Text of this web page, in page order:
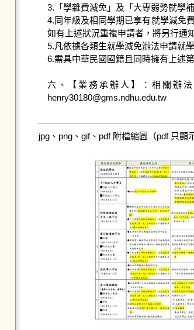
3.「學雜費減免」及「大專弱勢就學
4.同年級及相同學期已享有就學減免
如有上述狀況重複申請者，將另行通
5.凡依據各類生就學減免辦法申請就
6.需具中華民國國籍且同時擁有上述
六、【業務承辦人】：相關辦
henry30180@gms.ndhu.edu.tw
jpg、png、gif、pdf 附檔縮圖（pdf 只顯